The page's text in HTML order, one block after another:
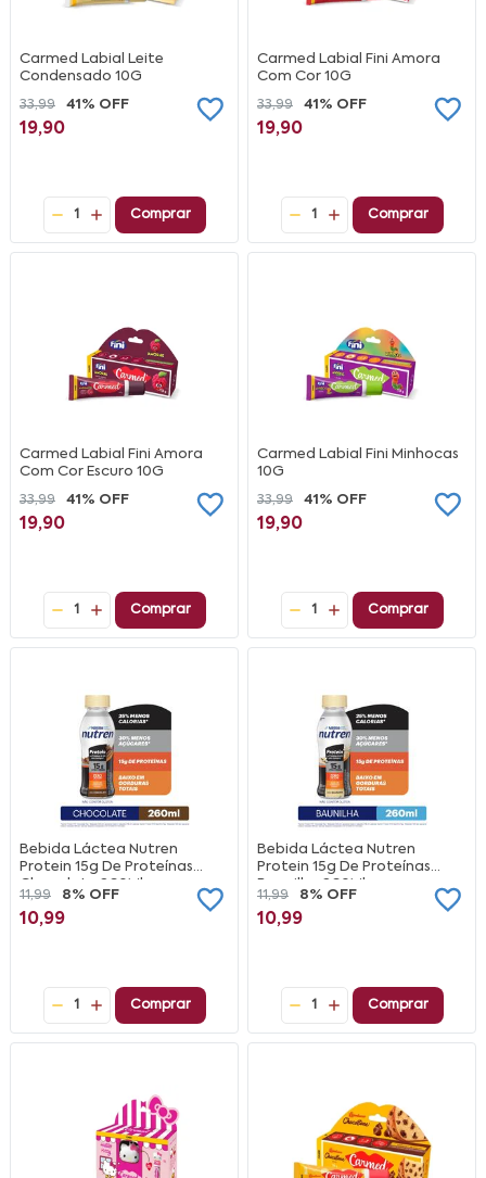
Carmed Labial Leite
Condensado 10G
33,99
41% OFF
19,90
1 Comprar
Carmed Labial Fini Amora
Com Cor 10G
33,99
41% OFF
19,90
1 Comprar
Carmed Labial Fini Amora
Com Cor Escuro 10G
33,99
41% OFF
19,90
1 Comprar
Carmed Labial Fini Minhocas
10G
33,99
41% OFF
19,90
1 Comprar
Bebida Láctea Nutren
Protein 15g De Proteínas
Chocolate 260Ml
11,99 8% OFF
10,99
1 Comprar
Bebida Láctea Nutren
Protein 15g De Proteínas
Baunilha 260Ml
11,99 8% OFF
10,99
1 Comprar